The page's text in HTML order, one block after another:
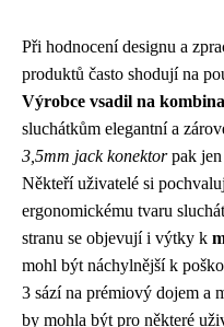
Při hodnocení designu a
produktů často shodují na
Výrobce vsadil na
sluchátkům elegantní a
3,5mm jack konektorpak jen
Někteří uživatelé si
ergonomickému tvaru
stranu se objevují i ​​výtky k
mohl být náchylnější k
3 sází na prémiový dojem a
by mohla být pro některé